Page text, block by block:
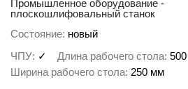
Промышленное оборудование -
плоскошлифовальный станок
Состояние новый
ЧПУ ✓ Длина рабочего стола
Ширина рабочего стола 250 мм